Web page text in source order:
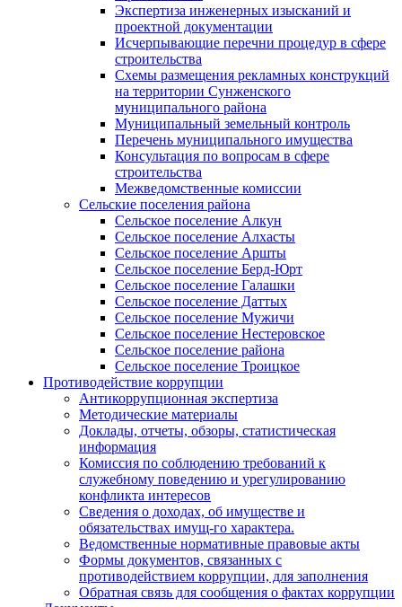
Экспертиза инженерных изысканий и
проектной документации
Исчерпывающие перечни процедур в сфере
строительства
Схемы размещения рекламных конструкций
на территории Сунженского
муниципального района
Муниципальный земельный контроль
Перечень муниципального имущества
Консультация по вопросам в сфере
строительства
Межведомственные комиссии
Сельские поселения района
Сельское поселение Алкун
Сельское поселение Алхасты
Сельское поселение Аршты
Сельское поселение Берд-Юрт
Сельское поселение Галашки
Сельское поселение Даттых
Сельское поселение Мужичи
Сельское поселение Нестеровское
Сельское поселение района
Сельское поселение Троицкое
Противодействие коррупции
Антикоррупционная экспертиза
Методические материалы
Доклады, отчеты, обзоры, статистическая
информация
Комиссия по соблюдению требований к
служебному поведению и урегулированию
конфликта интересов
Сведения о доходах, об имуществе и
обязательствах имущ-го характера.
Ведомственные нормативные правовые акты
Формы документов, связанных с
противодействием коррупции, для заполнения
Обратная связь для сообщения о фактах коррупции